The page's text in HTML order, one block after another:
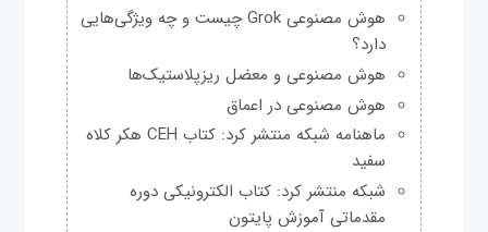
هوش مصنوعی Grok چیست و چه ویژگی‌هایی
دارد؟
هوش مصنوعی و معضل ریزپلاستیک‌ها
هوش مصنوعی در اعماق
ماهنامه شبکه منتشر کرد: کتاب CEH هکر کلاه
سفید
شبکه منتشر کرد: کتاب الکترونیکی دوره
مقدماتی آموزش پایتون